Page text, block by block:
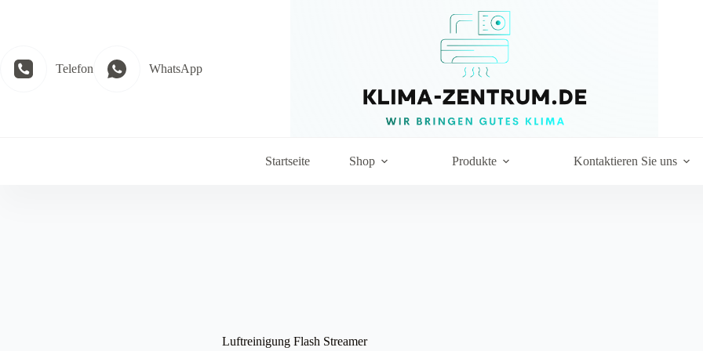
Telefon WhatsApp
Startseite Shop Produkte Kontaktieren Sie uns
Luftreinigung Flash Streamer